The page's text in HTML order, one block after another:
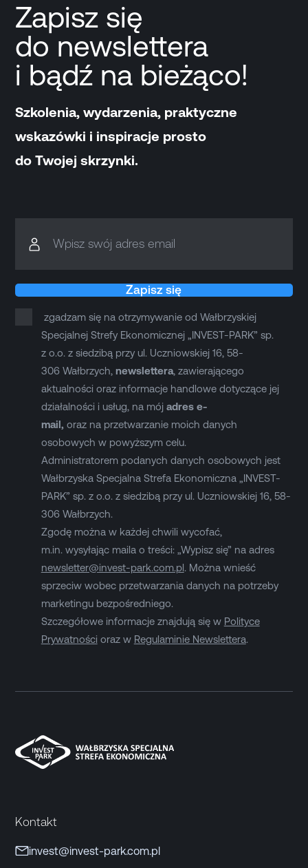
Zapisz się
do newslettera
i bądź na bieżąco!
Szkolenia, wydarzenia, praktyczne
wskazówki i inspiracje prosto
do Twojej skrzynki.
Wpisz swój adres email
Zapisz się
zgadzam się na otrzymywanie od Wałbrzyskiej
Specjalnej Strefy Ekonomicznej „INVEST-PARK” sp.
z o.o. z siedzibą przy ul. Uczniowskiej 16, 58-
306 Wałbrzych, newslettera, zawierającego
aktualności oraz informacje handlowe dotyczące jej
działalności i usług, na mój adres e-
mail, oraz na przetwarzanie moich danych
osobowych w powyższym celu.
Administratorem podanych danych osobowych jest
Wałbrzyska Specjalna Strefa Ekonomiczna „INVEST-
PARK” sp. z o.o. z siedzibą przy ul. Uczniowskiej 16, 58-
306 Wałbrzych.
Zgodę można w każdej chwili wycofać,
m.in. wysyłając maila o treści: „Wypisz się” na adres
newsletter@invest-park.com.pl. Można wnieść
sprzeciw wobec przetwarzania danych na potrzeby
marketingu bezpośredniego.
Szczegółowe informacje znajdują się w Polityce
Prywatności oraz w Regulaminie Newslettera.
Kontakt
invest@invest-park.com.pl